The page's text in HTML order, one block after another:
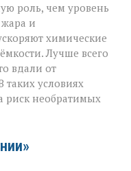
роль, чем уровень
и
химические
Лучше всего
вдали от
условиях
риск необратимых